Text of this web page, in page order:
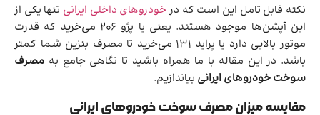
نکته قابل تامل این است که درخودروهای داخلی ایرانی تنها یکی از
این آپشن‌ها موجود هستند. یعنی یا پژو 206 می‌خرید که قدرت
موتور بالایی دارد یا پراید 131 می‌خرید تا مصرف بنزین شما کمتر
باشد. در این مقاله با ما همراه باشید تا نگاهی جامع به مصرف
سوخت خودروهای ایرانی بیاندازیم.
مقایسه میزان مصرف سوخت خودروهای ایرانی